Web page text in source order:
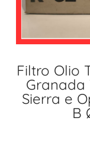
Filtro Olio
Granada
Sierra e
B